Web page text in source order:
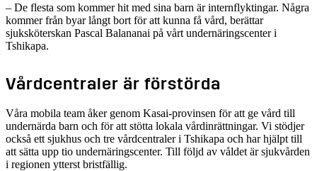
– De flesta som kommer hit med sina barn är internflyktingar. Några
kommer från byar långt bort för att kunna få vård, berättar
sjuksköterskan Pascal Balananai på vårt undernäringscenter i
Tshikapa.
Vårdcentraler är förstörda
Våra mobila team åker genom Kasai-provinsen för att ge vård till
undernärda barn och för att stötta lokala vårdinrättningar. Vi stödjer
också ett sjukhus och tre vårdcentraler i Tshikapa och har hjälpt till
att sätta upp tio undernäringscenter. Till följd av våldet är sjukvården
i regionen ytterst bristfällig.